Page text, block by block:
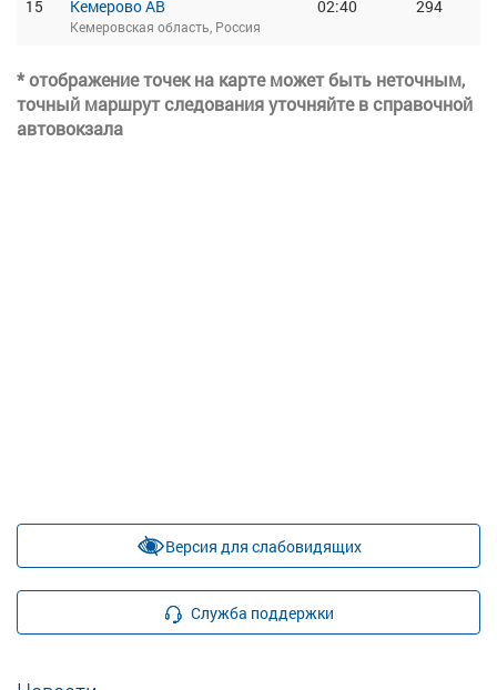
15 Кемерово АВ
Кемеровская область, Россия
02:40 294
* отображение точек на карте может быть неточным,
точный маршрут следования уточняйте в справочной
автовокзала
Версия для слабовидящих
Служба поддержки